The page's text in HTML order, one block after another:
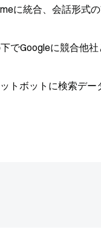
に統合、会話形式
でGoogleに競合他
トボットに検索デ